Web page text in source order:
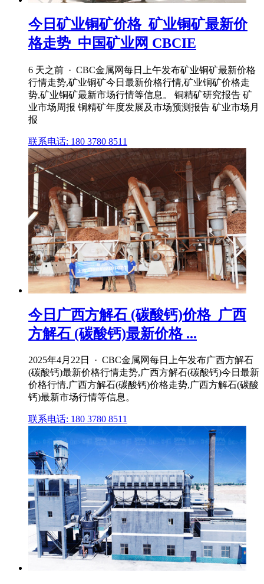
今日矿业铜矿价格_矿业铜矿最新价
格走势_中国矿业网 CBCIE
6 天之前 · CBC金属网每日上午发布矿业铜矿最新价格
行情走势,矿业铜矿今日最新价格行情,矿业铜矿价格走
势,矿业铜矿最新市场行情等信息。 铜精矿研究报告 矿
业市场周报 铜精矿年度发展及市场预测报告 矿业市场月
报
联系电话: 180 3780 8511
今日广西方解石 (碳酸钙)价格_广西
方解石 (碳酸钙)最新价格 ...
2025年4月22日 · CBC金属网每日上午发布广西方解石
(碳酸钙)最新价格行情走势,广西方解石(碳酸钙)今日最新
价格行情,广西方解石(碳酸钙)价格走势,广西方解石(碳酸
钙)最新市场行情等信息。
联系电话: 180 3780 8511